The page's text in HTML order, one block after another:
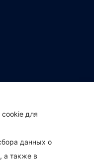
cookie для
данных о
а также в